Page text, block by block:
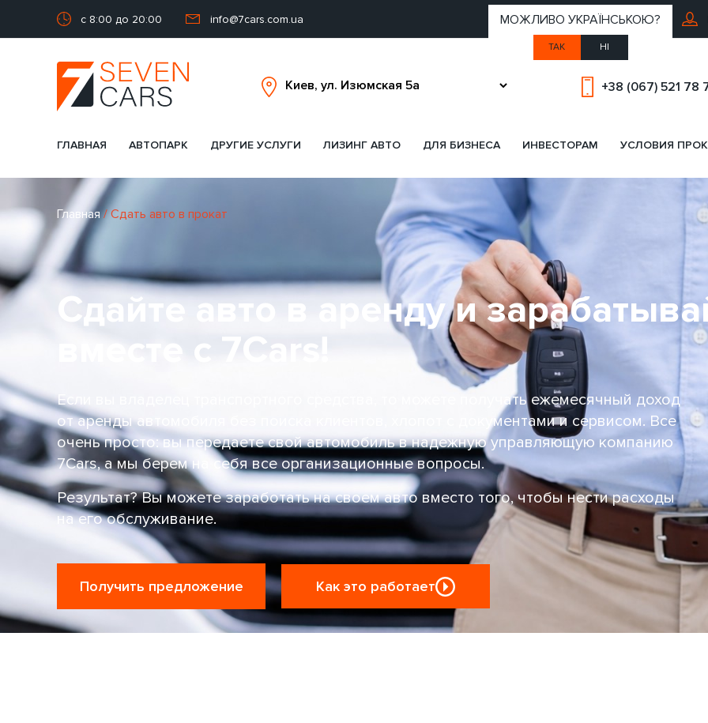
с 8:00 до 20:00 info@7cars.com.ua МОЖЛИВО УКРАЇНСЬКОЮ?
ТАК НІ
+38 (067) 521 78
ГЛАВНАЯ АВТОПАРК ДРУГИЕ УСЛУГИ ЛИЗИНГ АВТО ДЛЯ БИЗНЕСА ИНВЕСТОРАМ УСЛОВИЯ
Главная/Сдать авто в прокат
Сдайте авто в аренду и
вместе с 7Cars!
Если вы владелец транспортного средства, то можете получать ежемесячный доход
от аренды автомобиля без поиска клиентов, хлопот с документами и сервисом. Все
очень просто: вы передаете свой автомобиль в надежную управляющую компанию
7Cars, а мы берем на себя все организационные вопросы.
Результат? Вы можете заработать на своем авто вместо того, чтобы нести расходы
на его обслуживание.
Получить предложение Как это работает